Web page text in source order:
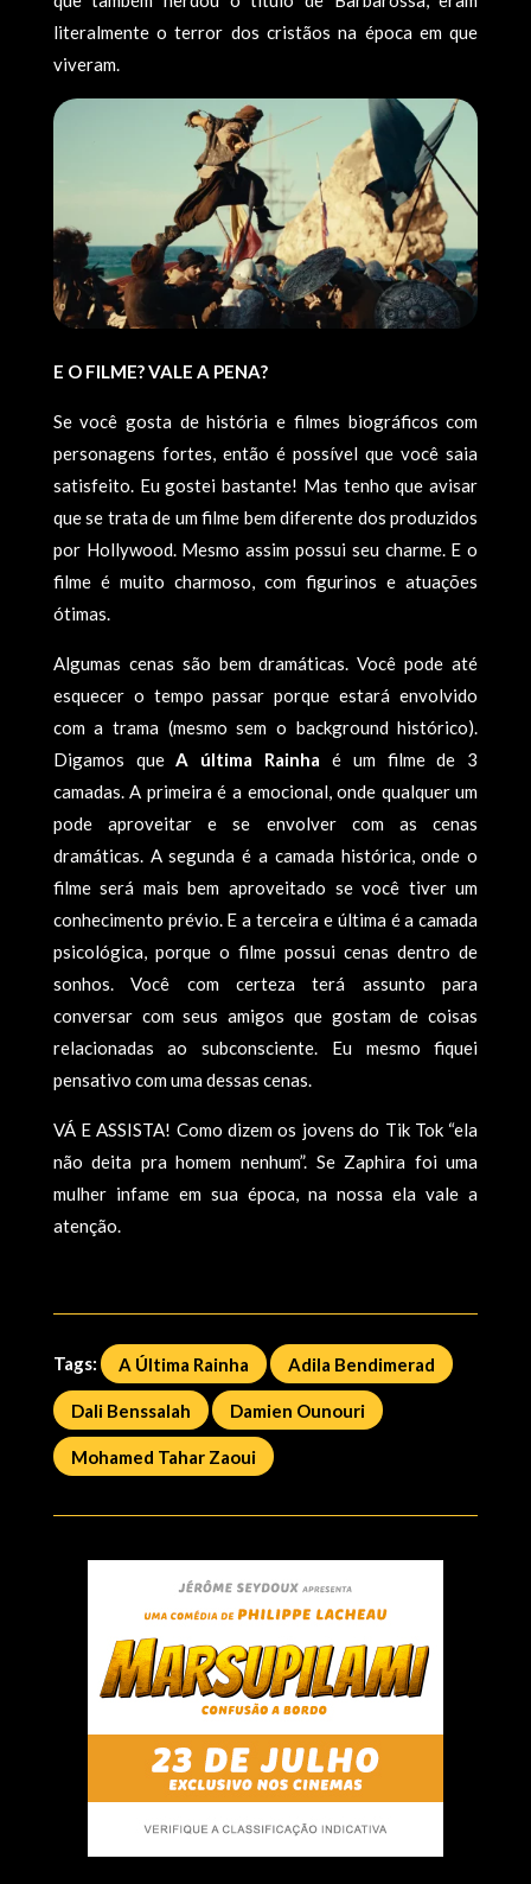
literalmente o terror dos cristãos na época em que
viveram.
E O FILME? VALE A PENA?
Se você gosta de história e filmes biográficos com
personagens fortes, então é possível que você saia
satisfeito. Eu gostei bastante! Mas tenho que avisar
que se trata de um filme bem diferente dos produzidos
por Hollywood. Mesmo assim possui seu charme. E o
filme é muito charmoso, com figurinos e atuações
ótimas.
Algumas cenas são bem dramáticas. Você pode até
esquecer o tempo passar porque estará envolvido
com a trama (mesmo sem o background histórico).
Digamos queA última Rainha é um filme de 3
camadas. A primeira é a emocional, onde qualquer um
pode aproveitar e se envolver com as cenas
dramáticas. A segunda é a camada histórica, onde o
filme será mais bem aproveitado se você tiver um
conhecimento prévio. E a terceira e última é a camada
psicológica, porque o filme possui cenas dentro de
sonhos. Você com certeza terá assunto para
conversar com seus amigos que gostam de coisas
relacionadas ao subconsciente. Eu mesmo fiquei
pensativo com uma dessas cenas.
VÁ E ASSISTA! Como dizem os jovens do Tik Tok “ela
não deita pra homem nenhum”. Se Zaphira foi uma
mulher infame em sua época, na nossa ela vale a
atenção.
Tags: A Última Rainha Adila Bendimerad
Dali Benssalah Damien Ounouri
Mohamed Tahar Zaoui